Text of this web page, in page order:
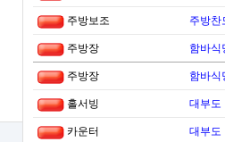
주방보조 주방
주방장 함바식
주방장 함바식
홀서빙 대부도
카운터 대부도